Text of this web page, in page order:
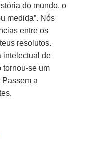
do mundo, o
medida”. Nós
entre os
resolutos.
intelectual de
tornou-se um
Passem a